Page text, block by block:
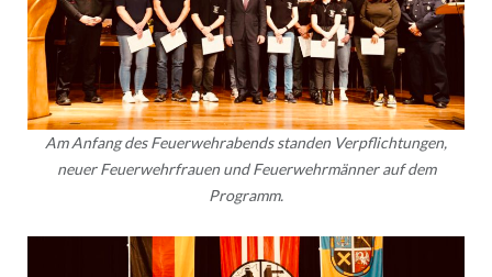
Am Anfang des Feuerwehrabends standen Verpflichtungen,
neuer Feuerwehrfrauen und Feuerwehrmänner auf dem
Programm.